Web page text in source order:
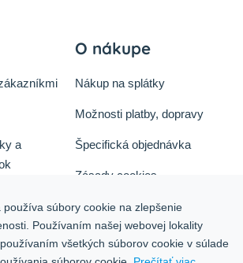
a
O nákupe
Nákup na splátky
Možnosti platby, dopravy
Špecifická objednávka
Zásady cookies
Ochrana osobných údajov
Blog
súbory cookie na zlepšenie
Používaním našej webovej lokality
všetkých súborov cookie v súlade